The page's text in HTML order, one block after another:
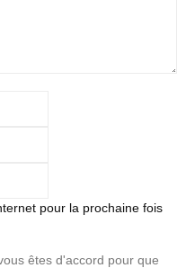
pour la prochaine fois
êtes d'accord pour que